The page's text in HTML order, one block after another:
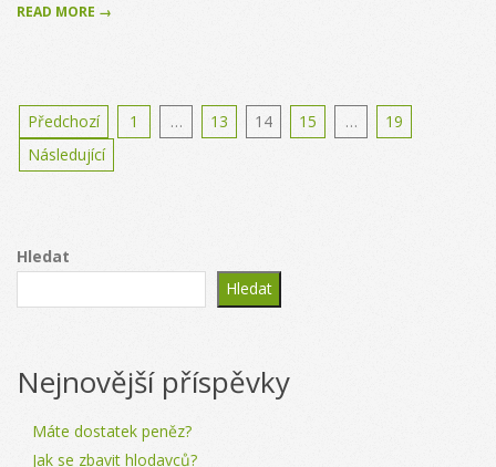
READ MORE →
Stránkování
příspěvků
Předchozí 1 … 13 14 15 …
19
Následující
Hledat
Hledat
Nejnovější příspěvky
Máte dostatek peněz?
Jak se zbavit hlodavců?